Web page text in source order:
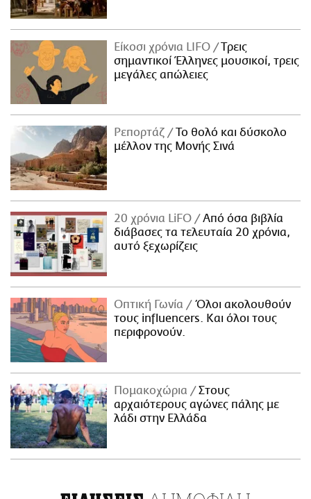
Είκοσι χρόνια LIFO
Tρεις
σημαντικοί Έλληνες μουσικοί, τρεις
μεγάλες απώλειες
Ρεπορτάζ
Το θολό και δύσκολο
μέλλον της Μονής Σινά
20 χρόνια LiFO
Από όσα βιβλία
διάβασες τα τελευταία 20 χρόνια,
αυτό ξεχωρίζεις
Οπτική Γωνία
Όλοι ακολουθούν
τους influencers. Και όλοι τους
περιφρονούν.
Πομακοχώρια
Στους
αρχαιότερους αγώνες πάλης με
λάδι στην Ελλάδα